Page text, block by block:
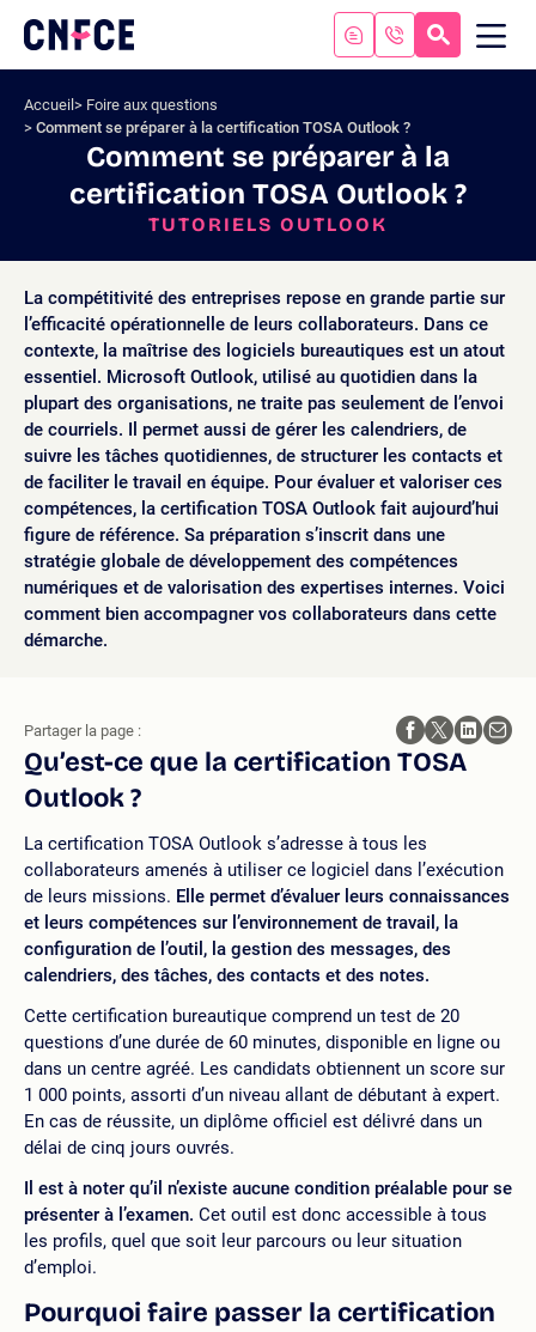
contenu
Logo
site
Accueil
Foire aux questions
Comment se préparer à la certification TOSA Outlook ?
Comment se préparer à la
certification TOSA Outlook ?
TUTORIELS OUTLOOK
La compétitivité des entreprises repose en grande partie sur
l’efficacité opérationnelle de leurs collaborateurs. Dans ce
contexte, la maîtrise des logiciels bureautiques est un atout
essentiel. Microsoft Outlook, utilisé au quotidien dans la
plupart des organisations, ne traite pas seulement de l’envoi
de courriels. Il permet aussi de gérer les calendriers, de
suivre les tâches quotidiennes, de structurer les contacts et
de faciliter le travail en équipe. Pour évaluer et valoriser ces
compétences, la certification TOSA Outlook fait aujourd’hui
figure de référence. Sa préparation s’inscrit dans une
stratégie globale de développement des compétences
numériques et de valorisation des expertises internes. Voici
comment bien accompagner vos collaborateurs dans cette
démarche.
Qu’est-ce que la certification TOSA
Outlook ?
La certification TOSA Outlook s’adresse à tous les
collaborateurs amenés à utiliser ce logiciel dans l’exécution
de leurs missions. Elle permet d’évaluer leurs connaissances
et leurs compétences sur l’environnement de travail, la
configuration de l’outil, la gestion des messages, des
calendriers, des tâches, des contacts et des notes.
Cette certification bureautique comprend un test de 20
questions d’une durée de 60 minutes, disponible en ligne ou
dans un centre agréé. Les candidats obtiennent un score sur
1 000 points, assorti d’un niveau allant de débutant à expert.
En cas de réussite, un diplôme officiel est délivré dans un
délai de cinq jours ouvrés.
Il est à noter qu’il n’existe aucune condition préalable pour se
présenter à l’examen. Cet outil est donc accessible à tous
les profils, quel que soit leur parcours ou leur situation
d’emploi.
Pourquoi faire passer la certification
Partager la page :